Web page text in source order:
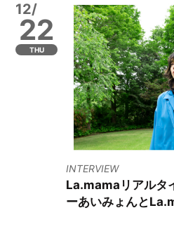
12/
22
THU
INTERVIEW
La.mamaリアルタ
ーあいみょんと